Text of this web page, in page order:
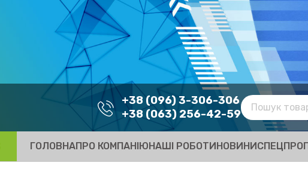
+38 (096) 3-306-306
+38 (063) 256-42-59
ГОЛОВНАПРО КОМПАНІЮНАШІ РОБОТИНОВИНИ